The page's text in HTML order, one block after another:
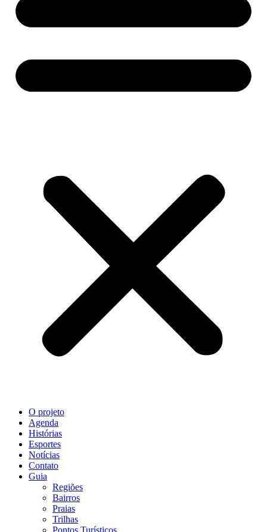
O projeto
Agenda
Histórias
Esportes
Notícias
Contato
Guia
Regiões
Bairros
Praias
Trilhas
Pontos Turísticos